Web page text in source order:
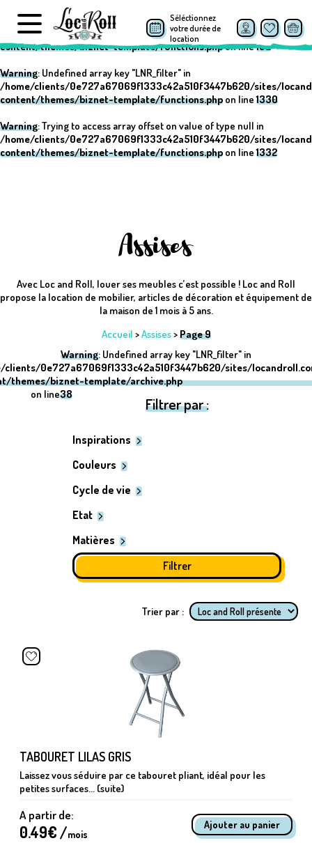
Warning: Undefined array key "post_type" in
/home/clients/0e727a67069f1333c42a510f3447b620/sites/
content/themes/biznet-template/functions.phpon line152
Warning: Undefined array key "LNR_filter" in
/home/clients/0e727a67069f1333c42a510f3447b620/sites/
content/themes/biznet-template/functions.php on line1330
Warning: Trying to access array offset on value of type null in
/home/clients/0e727a67069f1333c42a510f3447b620/sites/
content/themes/biznet-template/functions.php on line1332
Séléctionnez
votre durée de
location
Assises
Avec Loc and Roll, louer ses meubles c’est possible ! Loc and Roll
propose la location de mobilier, articles de décoration et équipement de
la maison de 1 mois à 5 ans.
Accueil >Assises>Page 9
Warning: Undefined array key "LNR_filter" in
clients/0e727a67069f1333c42a510f3447b620/sites/
themes/biznet-template/archive.php
on line38
Filtrer par :
Inspirations
Couleurs
Cycle de vie
Etat
Matières
Trier par :
TABOURET LILAS GRIS
Laissez vous séduire par ce tabouret pliant, idéal pour les
petites surfaces... (suite)
A partir de:
0.49€ /mois